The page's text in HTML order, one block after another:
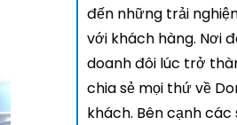
đến những trải
với khách hàng. Nơi
doanh đôi lúc trở
chia sẻ mọi thứ về
khách. Bên cạnh